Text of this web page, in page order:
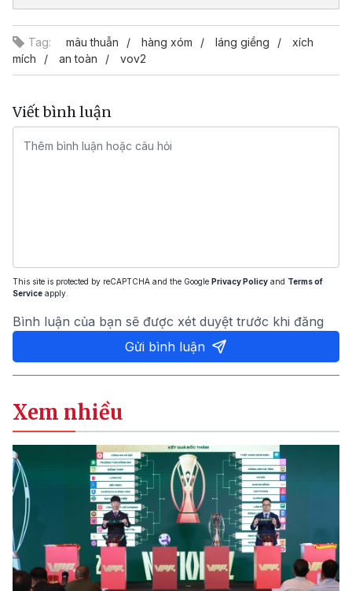
Tag: mâu thuẫn hàng xóm láng giềng
xích
mích
an toàn vov2
Viết bình luận
This site is protected by reCAPTCHA and the Google Privacy Policy and Terms of
Service apply.
Bình luận của bạn sẽ được xét duyệt trước khi đăng
Gửi bình luận
Xem nhiều